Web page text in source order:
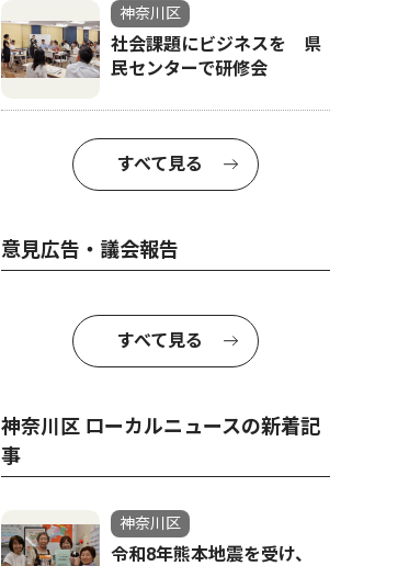
神奈川区
社会課題にビジネスを 県
民センターで研修会
すべて見る
意見広告・議会報告
すべて見る
神奈川区 ローカルニュースの新着記
事
神奈川区
令和8年熊本地震を受け、